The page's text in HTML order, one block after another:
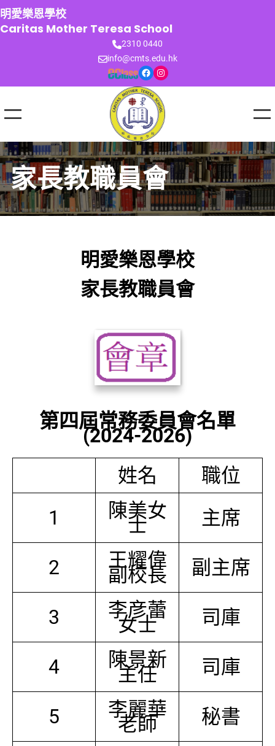
跳
至
主
明愛樂恩學校
Caritas Mother Teresa School
2310 0440
info@cmts.edu.hk
Facebook Instagram
家長教職員會
明愛樂恩學校
家長教職員會
第四屆常務委員會名單
(2024-2026)
姓名
職位
1
陳美女
士 主席
2 王耀偉
副校長 副主席
3 李彦蕾
女士 司庫
4 陳景新
主任 司庫
5 李麗華
老師 秘書